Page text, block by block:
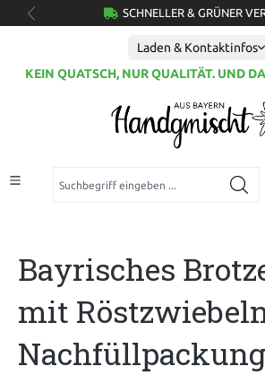
springen SCHNELLER & GRÜNER
Laden & Kontaktinfos
KEIN QUATSCH, NUR QUALITÄT. UND
Suchbegriff eingeben ...
Bayrisches
mit
Nachfüllpackung